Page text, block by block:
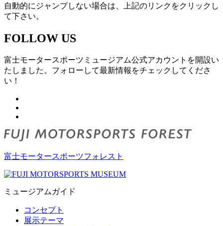
自動的にジャンプしない場合は、上記のリンクをクリックし
て下さい。
FOLLOW US
富士モータースポーツミュージアム公式アカウントを開設い
たしました。フォローして最新情報をチェックしてくださ
い！
富士モータースポーツフォレスト
ミュージアムガイド
コンセプト
展示テーマ